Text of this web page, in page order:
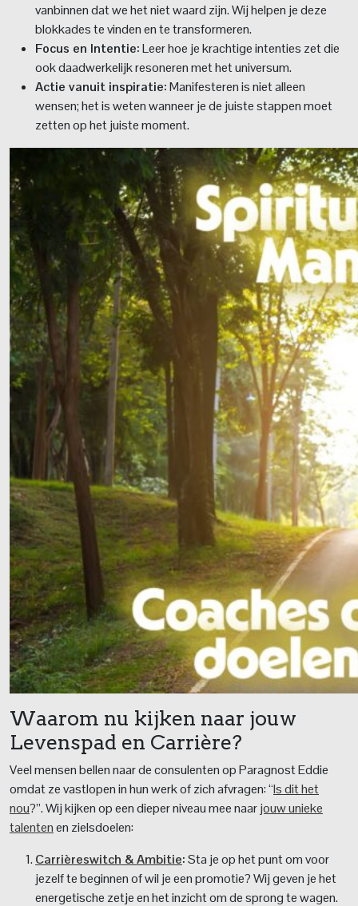
vanbinnen dat we het niet waard zijn. Wij helpen je deze
blokkades te vinden en te transformeren.
Focus en Intentie:Leer hoe je krachtige intenties zet die
ook daadwerkelijk resoneren met het universum.
Actie vanuit inspiratie:Manifesteren is niet alleen
wensen; het is weten wanneer je de juiste stappen moet
zetten op het juiste moment.
Waarom nu kijken naar jouw
Levenspad en Carrière?
Veel mensen bellen naar de consulenten op Paragnost Eddie
omdat ze vastlopen in hun werk of zich afvragen: “Is dit het
nou?”. Wij kijken op een dieper niveau mee naarjouw unieke
talentenen zielsdoelen:
Carrièreswitch & Ambitie:Sta je op het punt om voor
jezelf te beginnen of wil je een promotie? Wij geven je het
energetische zetje en het inzicht om de sprong te wagen.